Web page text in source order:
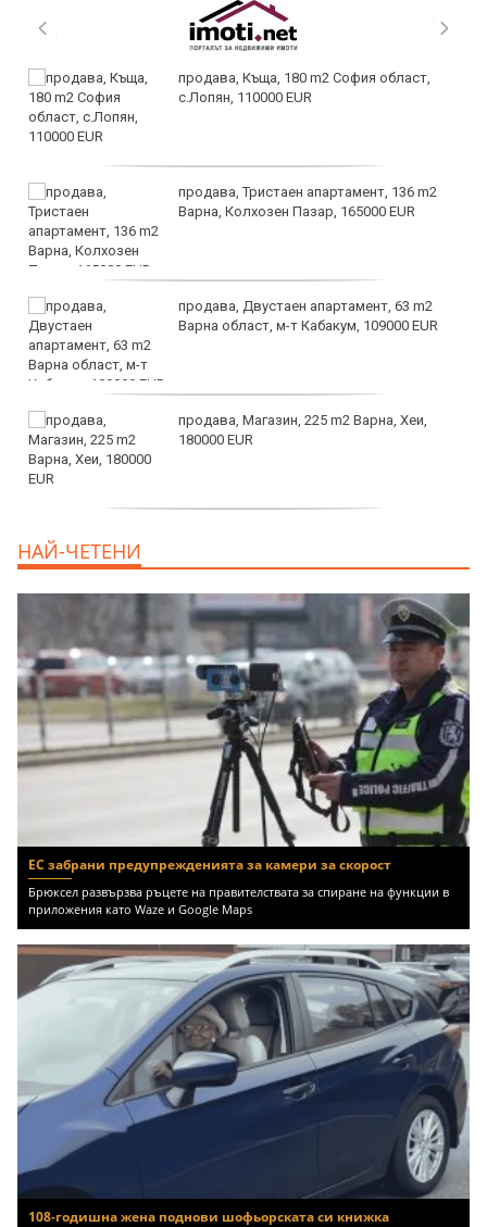
продава, Къща, 180 m2 София област,
с.Лопян, 110000 EUR
продава, Тристаен апартамент, 136 m2
Варна, Колхозен Пазар, 165000 EUR
продава, Двустаен апартамент, 63 m2
Варна област, м-т Кабакум, 109000 EUR
продава, Магазин, 225 m2 Варна, Хеи,
180000 EUR
НАЙ-ЧЕТЕНИ
ЕС забрани предупрежденията за камери за скорост
Брюксел развързва ръцете на правителствата за спиране на функции в
приложения като Waze и Google Maps
108-годишна жена поднови шофьорската си книжка